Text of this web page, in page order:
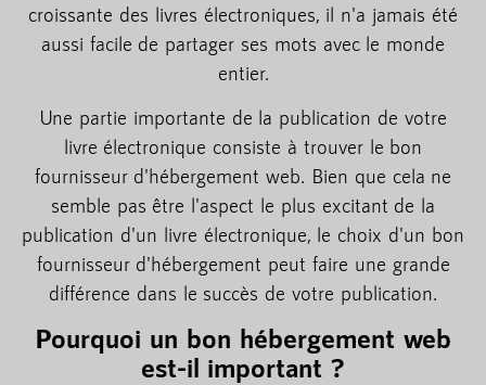
croissante des livres électroniques, il n'a jamais été
aussi facile de partager ses mots avec le monde
entier.
Une partie importante de la publication de votre
livre électronique consiste à trouver le bon
fournisseur d'hébergement web. Bien que cela ne
semble pas être l'aspect le plus excitant de la
publication d'un livre électronique, le choix d'un bon
fournisseur d'hébergement peut faire une grande
différence dans le succès de votre publication.
Pourquoi un bon hébergement web
est-il important ?